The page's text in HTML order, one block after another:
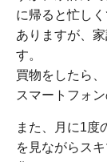
に帰ると忙し
ありますが、
す。
買物をしたら
スマートフォ
また、月に1度
を見ながらス